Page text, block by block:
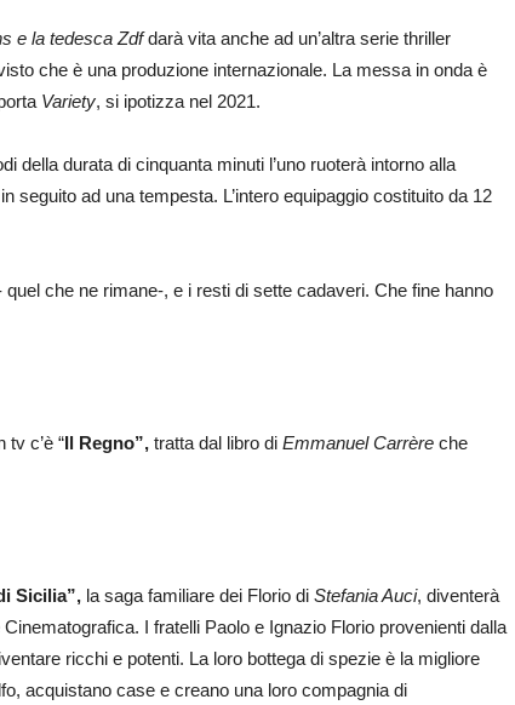
e la tedesca Zdfdarà vita anche ad un’altra serie thriller
che è una produzione internazionale. La messa in onda è
Variety, si ipotizza nel 2021.
della durata di cinquanta minuti l’uno ruoterà intorno alla
seguito ad una tempesta. L’intero equipaggio costituito da 12
che ne rimane-, e i resti di sette cadaveri. Che fine hanno
c’è “Il Regno”, tratta dal libro di Emmanuel Carrère che
Sicilia”, la saga familiare dei Florio di Stefania Auci, diventerà
I fratelli Paolo e Ignazio Florio provenienti dalla
ricchi e potenti. La loro bottega di spezie è la migliore
acquistano case e creano una loro compagnia di